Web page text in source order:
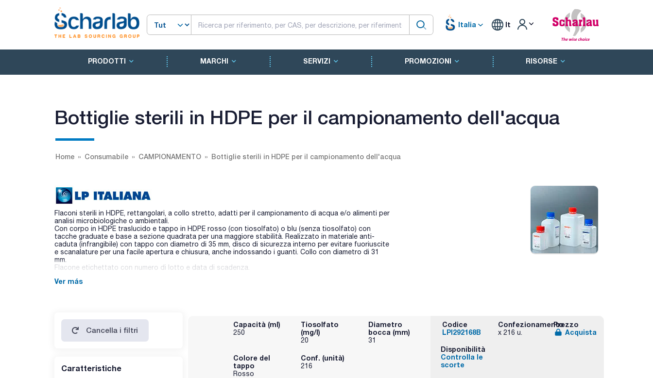
Italia It
PRODOTTI MARCHI SERVIZI PROMOZIONI RISORSE
Bottiglie sterili in HDPE per il campionamento dell'acqua
Home Consumabile CAMPIONAMENTO Bottiglie sterili in HDPE per il campionamento dell'acqua
Flaconi sterili in HDPE, rettangolari, a collo stretto, adatti per il campionamento di acqua e/o alimenti per
analisi microbiologiche o ambientali.
Con corpo in HDPE traslucido e tappo in HDPE rosso (con tiosolfato) o blu (senza tiosolfato) con
tacche graduate e base a sezione quadrata per una maggiore stabilità. Realizzato in materiale anti-
caduta (infrangibile) con tappo con diametro di 35 mm, disco di sicurezza interno per evitare fuoriuscite
e scanalature per una facile apertura e chiusura, anche indossando i guanti. Collo con diametro di 31
mm.
Flacone etichettato con numero di lotto e data di scadenza.
Ver más
Cancella i filtri
Caratteristiche
Capacità (ml)
250
Tiosolfato
(mg/l)
20
Diametro
bocca (mm)
31
Colore del
tappo
Rosso
Conf. (unità)
216
Codice
LPI292168B
Confezionamento
x 216 u.
Prezzo
Acquista
Disponibilità
Controlla le
scorte